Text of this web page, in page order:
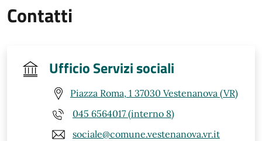
Contatti
Ufficio Servizi sociali
Piazza Roma, 1 37030 Vestenanova (VR)
045 6564017 (interno 8)
sociale@comune.vestenanova.vr.it